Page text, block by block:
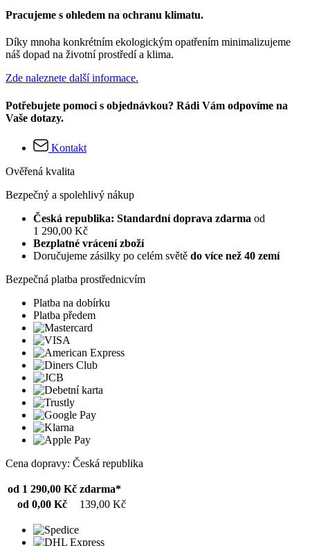
Pracujeme s ohledem na ochranu klimatu.
Díky mnoha konkrétním ekologickým opatřením minimalizujeme
náš dopad na životní prostředí a klima.
Zde naleznete další informace.
Potřebujete pomoci s objednávkou? Rádi Vám odpovíme na
Vaše dotazy.
Kontakt
Ověřená kvalita
Bezpečný a spolehlivý nákup
Česká republika: Standardní doprava zdarma od
1 290,00 Kč
Bezplatné vrácení zboží
Doručujeme zásilky po celém světě do více než 40 zemí
Bezpečná platba prostřednicvím
Platba na dobírku
Platba předem
Cena dopravy: Česká republika
od 1 290,00 Kč zdarma*
od 0,00 Kč
139,00 Kč